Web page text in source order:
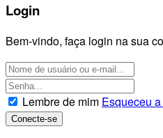
Login
Bem-vindo, faça login na sua
Lembre de mim Esqueceu